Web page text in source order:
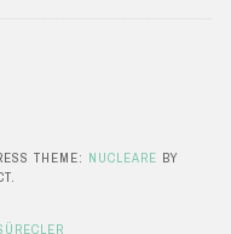
THEME: NUCLEARE BY